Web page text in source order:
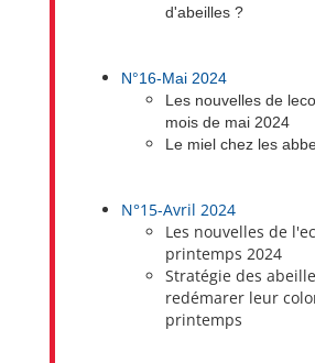
d'abeilles ?
N°16-Mai 2024
Les nouvelles de
mois de mai 2024
Le miel chez les
N°15-Avril 2024
Les nouvelles de
printemps 2024
Stratégie des
redémarer leur
printemps